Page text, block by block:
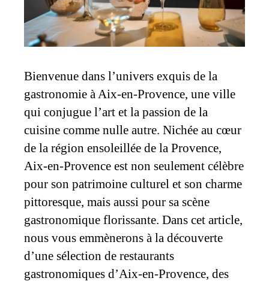
Bienvenue dans l’univers exquis de la
gastronomie à Aix-en-Provence, une ville
qui conjugue l’art et la passion de la
cuisine comme nulle autre. Nichée au cœur
de la région ensoleillée de la Provence,
Aix-en-Provence est non seulement célèbre
pour son patrimoine culturel et son charme
pittoresque, mais aussi pour sa scène
gastronomique florissante. Dans cet article,
nous vous emmènerons à la découverte
d’une sélection de restaurants
gastronomiques d’Aix-en-Provence, des